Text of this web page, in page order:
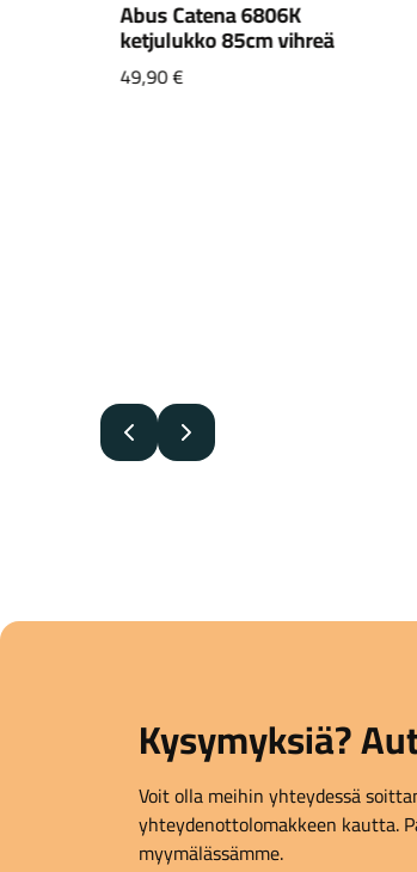
Abus Catena 6806K
ketjulukko 85cm vihreä
49,90€
EdellinenSeuraava
Kysymyksiä?
Voit olla meihin yhteydessä
yhteydenottolomakkeen kautta.
myymälässämme.